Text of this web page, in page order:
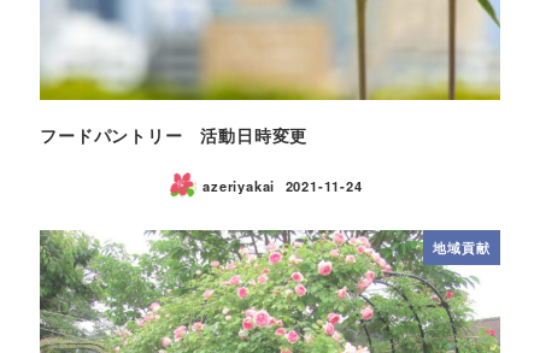
フードパントリー 活動日時変更
azeriyakai 2021-11-24
地域貢献